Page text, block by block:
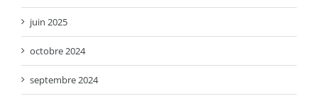
juin 2025
octobre 2024
septembre 2024